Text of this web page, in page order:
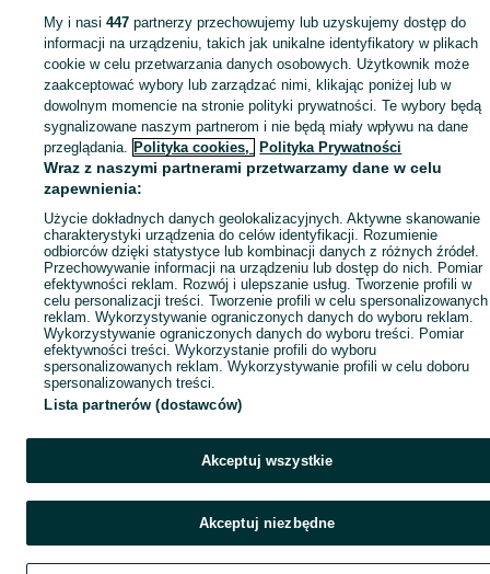
Mapa miejscowości
Mapa ministron
Popularne wyszukiwania
My i nasi447 partnerzy przechowujemy lub uzyskujemy dostęp do
informacji na urządzeniu, takich jak unikalne identyfikatory w plikach
cookie w celu przetwarzania danych osobowych. Użytkownik może
zaakceptować wybory lub zarządzać nimi, klikając poniżej lub w
dowolnym momencie na stronie polityki prywatności. Te wybory będą
sygnalizowane naszym partnerom i nie będą miały wpływu na dane
przeglądania. Polityka cookies, Polityka Prywatności
Wraz z naszymi partnerami przetwarzamy dane w celu
zapewnienia:
Użycie dokładnych danych geolokalizacyjnych. Aktywne skanowanie
charakterystyki urządzenia do celów identyfikacji. Rozumienie
odbiorców dzięki statystyce lub kombinacji danych z różnych źródeł.
Przechowywanie informacji na urządzeniu lub dostęp do nich. Pomiar
efektywności reklam. Rozwój i ulepszanie usług. Tworzenie profili w
celu personalizacji treści. Tworzenie profili w celu spersonalizowanych
reklam. Wykorzystywanie ograniczonych danych do wyboru reklam.
Wykorzystywanie ograniczonych danych do wyboru treści. Pomiar
efektywności treści. Wykorzystanie profili do wyboru
spersonalizowanych reklam. Wykorzystywanie profili w celu doboru
spersonalizowanych treści.
Lista partnerów (dostawców)
Akceptuj wszystkie
Akceptuj niezbędne